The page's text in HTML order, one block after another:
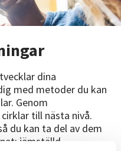
dina
med metoder du kan
Genom
till nästa nivå.
du kan ta del av dem
jämställd